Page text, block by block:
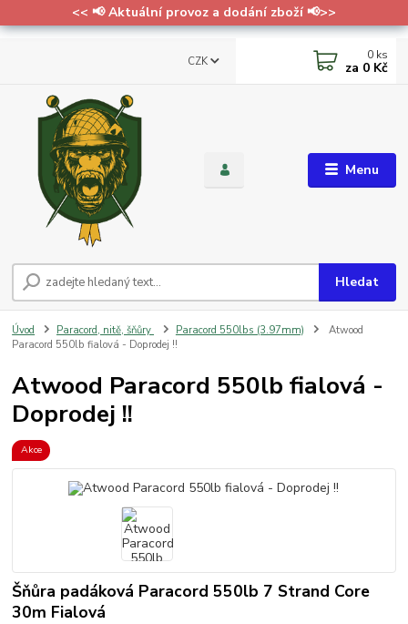
<< 📢 Aktuální provoz a dodání zboží 📢>>
Menu
CZK
Hledat
0 ks
za 0 Kč
Úvod Paracord, nitě, šňůry Paracord 550lbs (3.97mm)
Atwood
Paracord 550lb fialová - Doprodej !!
Atwood Paracord 550lb fialová -
Doprodej !!
Akce
Šňůra padáková Paracord 550lb 7 Strand Core
30m Fialová